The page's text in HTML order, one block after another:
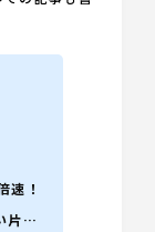
速！
片手